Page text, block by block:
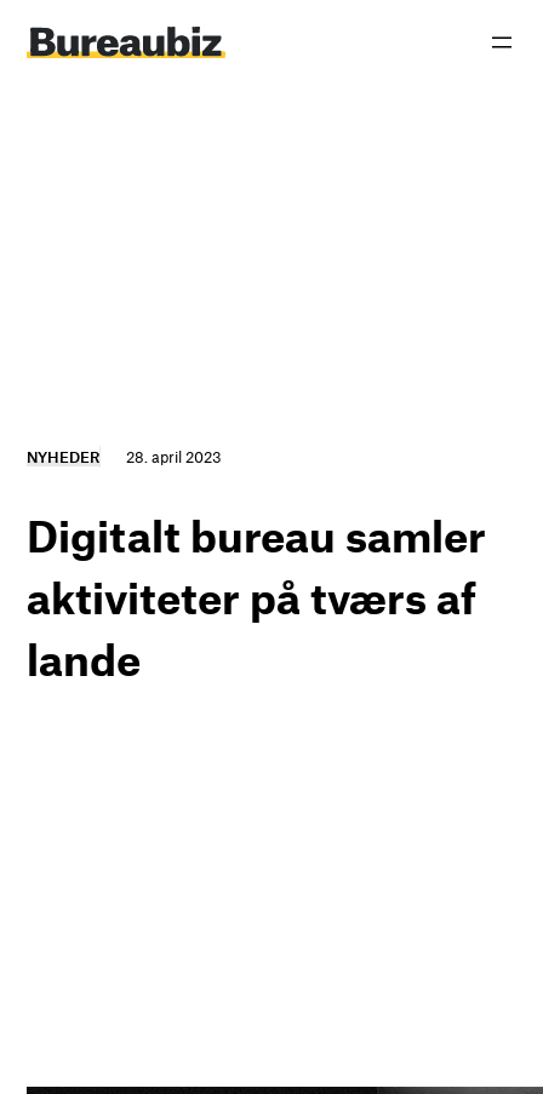
indhold
NYHEDER 28. april 2023
Digitalt bureau samler
aktiviteter på tværs af
lande